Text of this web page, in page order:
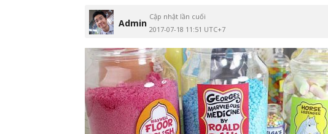
Admin
Cập nhật lần cuối
2017-07-18 11:51 UTC+7